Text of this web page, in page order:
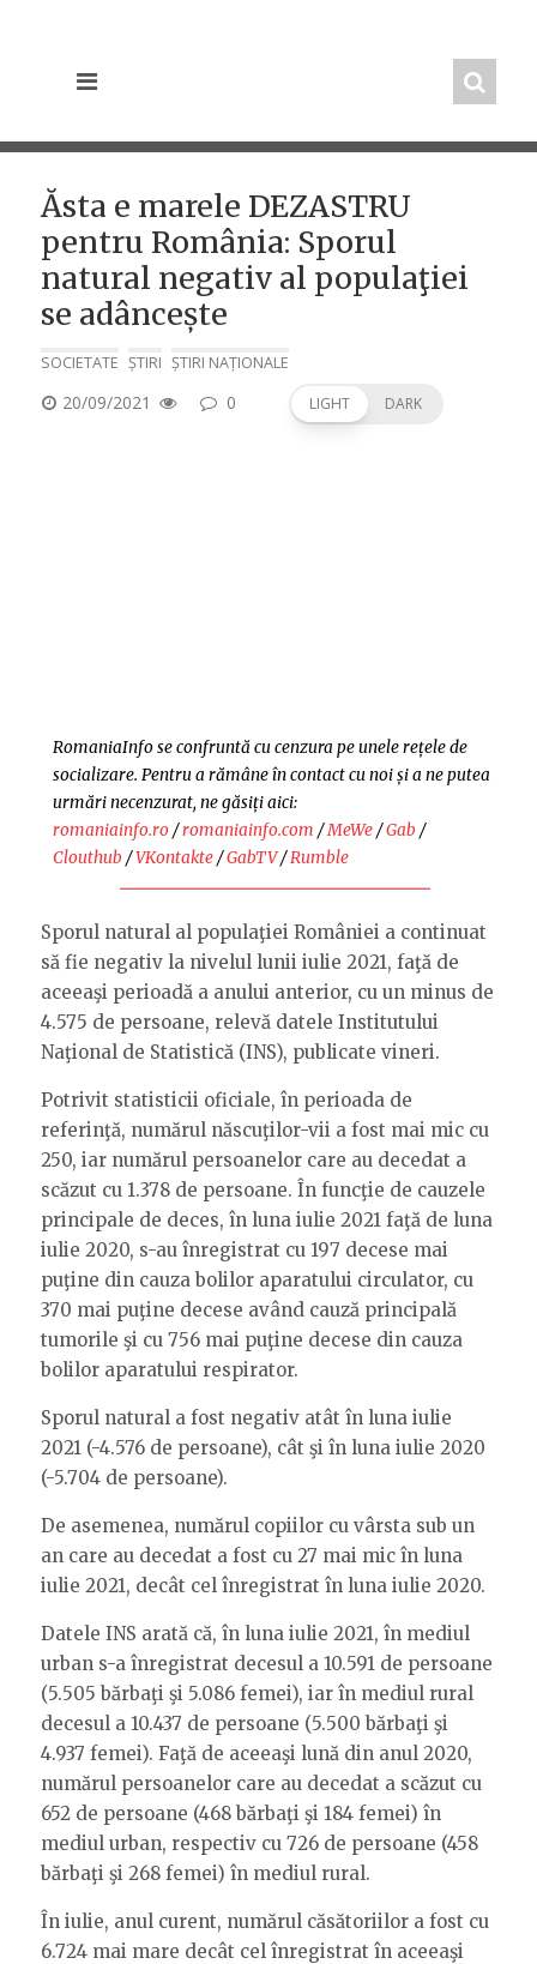
Ăsta e marele DEZASTRU
pentru România: Sporul
natural negativ al populaţiei
se adâncește
SOCIETATE ȘTIRI ȘTIRI NAȚIONALE
POSTED
20/09/2021 0 LIGHT DARK
RomaniaInfo se confruntă cu cenzura pe unele rețele de
socializare. Pentru a rămâne în contact cu noi și a ne putea
urmări necenzurat, ne găsiți aici:
romaniainfo.ro/romaniainfo.com /MeWe/Gab /
Clouthub /VKontakte/GabTV/Rumble
Sporul natural al populaţiei României a continuat
să fie negativ la nivelul lunii iulie 2021, faţă de
aceeaşi perioadă a anului anterior, cu un minus de
4.575 de persoane, relevă datele Institutului
Naţional de Statistică (INS), publicate vineri.
Potrivit statisticii oficiale, în perioada de
referinţă, numărul născuţilor-vii a fost mai mic cu
250, iar numărul persoanelor care au decedat a
scăzut cu 1.378 de persoane. În funcţie de cauzele
principale de deces, în luna iulie 2021 faţă de luna
iulie 2020, s-au înregistrat cu 197 decese mai
puţine din cauza bolilor aparatului circulator, cu
370 mai puţine decese având cauză principală
tumorile şi cu 756 mai puţine decese din cauza
bolilor aparatului respirator.
Sporul natural a fost negativ atât în luna iulie
2021 (-4.576 de persoane), cât şi în luna iulie 2020
(-5.704 de persoane).
De asemenea, numărul copiilor cu vârsta sub un
an care au decedat a fost cu 27 mai mic în luna
iulie 2021, decât cel înregistrat în luna iulie 2020.
Datele INS arată că, în luna iulie 2021, în mediul
urban s-a înregistrat decesul a 10.591 de persoane
(5.505 bărbaţi şi 5.086 femei), iar în mediul rural
decesul a 10.437 de persoane (5.500 bărbaţi şi
4.937 femei). Faţă de aceeaşi lună din anul 2020,
numărul persoanelor care au decedat a scăzut cu
652 de persoane (468 bărbaţi şi 184 femei) în
mediul urban, respectiv cu 726 de persoane (458
bărbaţi şi 268 femei) în mediul rural.
În iulie, anul curent, numărul căsătoriilor a fost cu
6.724 mai mare decât cel înregistrat în aceeaşi